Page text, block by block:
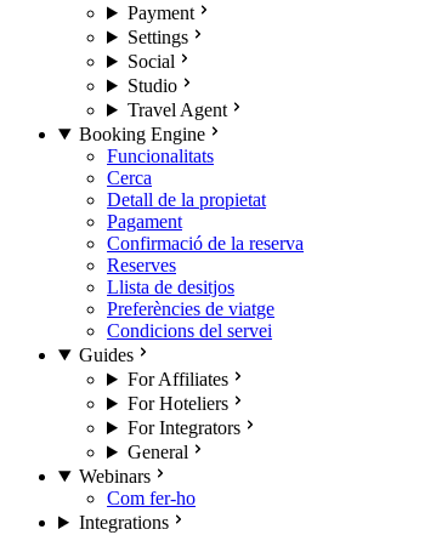
Payment
Settings
Social
Studio
Travel Agent
Booking Engine
Funcionalitats
Cerca
Detall de la propietat
Pagament
Confirmació de la reserva
Reserves
Llista de desitjos
Preferències de viatge
Condicions del servei
Guides
For Affiliates
For Hoteliers
For Integrators
General
Webinars
Com fer-ho
Integrations